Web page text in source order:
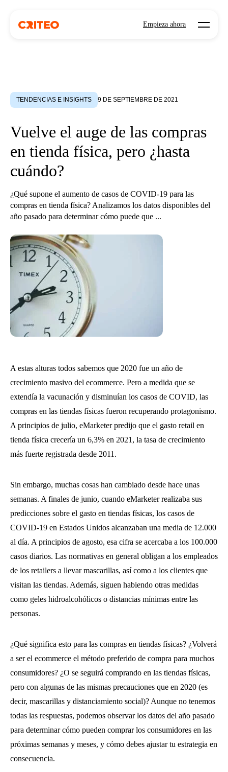
Empieza ahora Open
TENDENCIAS E INSIGHTS 9 DE SEPTIEMBRE DE 2021
Vuelve el auge de las compras
en tienda física, pero ¿hasta
cuándo?
¿Qué supone el aumento de casos de COVID-19 para las
compras en tienda física? Analizamos los datos disponibles del
año pasado para determinar cómo puede que ...
A estas alturas todos sabemos que 2020 fue un año de
crecimiento masivo del ecommerce. Pero a medida que se
extendía la vacunación y disminuían los casos de COVID, las
compras en las tiendas físicas fueron recuperando protagonismo.
A principios de julio, eMarketer predijo que el gasto retail en
tienda física crecería un 6,3% en 2021, la tasa de crecimiento
más fuerte registrada desde 2011.
Sin embargo, muchas cosas han cambiado desde hace unas
semanas. A finales de junio, cuando eMarketer realizaba sus
predicciones sobre el gasto en tiendas físicas, los casos de
COVID-19 en Estados Unidos alcanzaban una media de 12.000
al día. A principios de agosto, esa cifra se acercaba a los 100.000
casos diarios. Las normativas en general obligan a los empleados
de los retailers a llevar mascarillas, así como a los clientes que
visitan las tiendas. Además, siguen habiendo otras medidas
como geles hidroalcohólicos o distancias mínimas entre las
personas.
¿Qué significa esto para las compras en tiendas físicas? ¿Volverá
a ser el ecommerce el método preferido de compra para muchos
consumidores? ¿O se seguirá comprando en las tiendas físicas,
pero con algunas de las mismas precauciones que en 2020 (es
decir, mascarillas y distanciamiento social)? Aunque no tenemos
todas las respuestas, podemos observar los datos del año pasado
para determinar cómo pueden comprar los consumidores en las
próximas semanas y meses, y cómo debes ajustar tu estrategia en
consecuencia.